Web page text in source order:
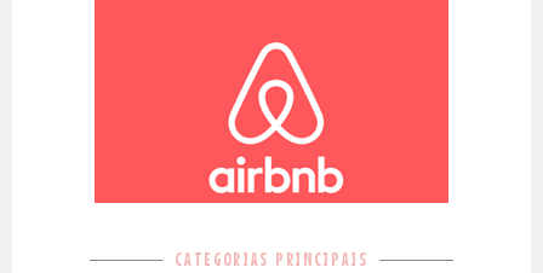
CATEGORIAS PRINCIPAIS